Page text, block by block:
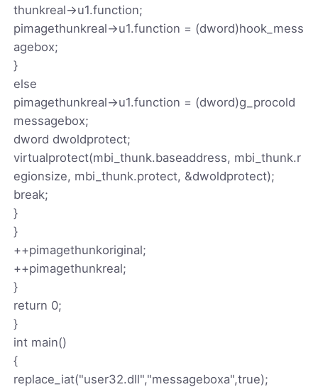
thunkreal->u1.function;
pimagethunkreal->u1.function = (dword)hook_mess
agebox;
}
else
pimagethunkreal->u1.function = (dword)g_procold
messagebox;
dword dwoldprotect;
virtualprotect(mbi_thunk.baseaddress, mbi_thunk.r
egionsize, mbi_thunk.protect, &dwoldprotect);
break;
}
}
++pimagethunkoriginal;
++pimagethunkreal;
}
return 0;
}
int main()
{
replace_iat("user32.dll","messageboxa",true);